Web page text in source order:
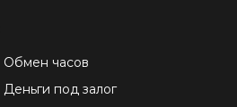
Обмен часов
Деньги под залог